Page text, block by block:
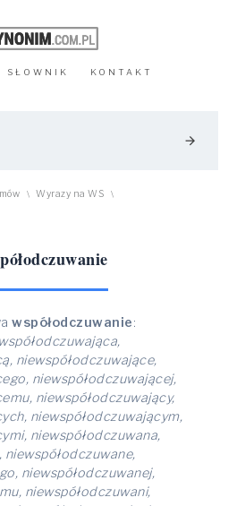
SŁOWNIK KONTAKT
arrow_forward
\ Wyrazy na WS \
współodczuwanie:
niewspółodczuwające,
niewspółodczuwającej,
niewspółodczuwający,
niewspółodczuwającym,
niewspółodczuwana,
niewspółodczuwanej,
niewspółodczuwani,